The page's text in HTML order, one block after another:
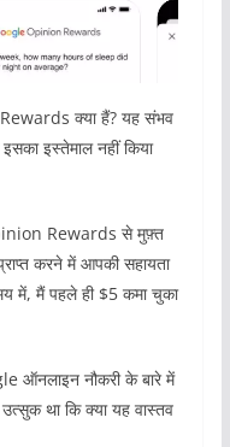
क्या हैं? यह संभव
इस्तेमाल नहीं किया
Rewards से मुफ़्त
करने में आपकी सहायता
में, मैं पहले ही $5 कमा चुका
ऑनलाइन नौकरी के बारे में
था कि क्या यह वास्तव